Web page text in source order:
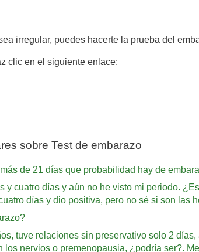
irregular, puedes hacerte la prueba del
clic en el siguiente enlace:
sobre Test de embarazo
de 21 días que probabilidad hay de
y cuatro días y aún no he visto mi periodo.
días y dio positiva, pero no sé si son las
tuve relaciones sin preservativo solo 2
los nervios o premenopausia, ¿podría ser?.